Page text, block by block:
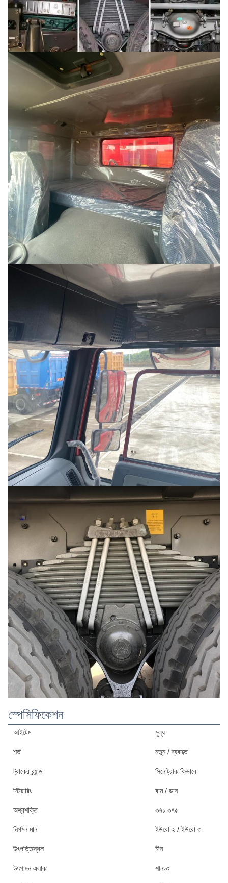
স্পেসিফিকেশন
আইটেম মূল্য
শর্ত নতুন / ব্যবহৃত
ট্রাকের ব্র্যান্ড সিনোট্রাক কিভাবে
স্টিয়ারিং বাম / ডান
অশ্বশক্তি ৩৭১ ৩৭৫
নির্গমন মান ইউরো ২ / ইউরো ৩
উৎপত্তিস্থল চীন
উৎপাদন এলাকা শানডং